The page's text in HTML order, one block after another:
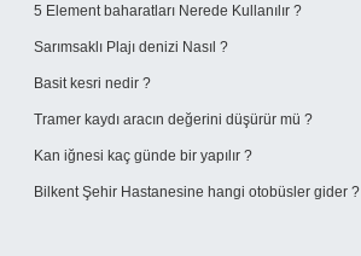
5 Element baharatları Nerede Kullanılır ?
Sarımsaklı Plajı denizi Nasıl ?
Basit kesri nedir ?
Tramer kaydı aracın değerini düşürür mü ?
Kan iğnesi kaç günde bir yapılır ?
Bilkent Şehir Hastanesine hangi otobüsler gider ?